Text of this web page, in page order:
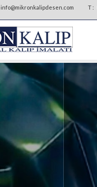
info@mikronkalipdesen.com T :